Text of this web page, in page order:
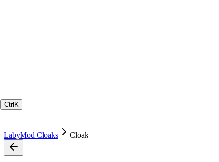
Ctrl K
LabyMod Cloaks Cloak